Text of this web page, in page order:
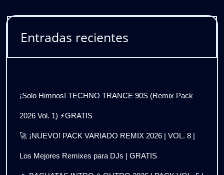
Entradas recientes
¡Solo Himnos! TECHNO TRANCE 90S (Remix Pack
2026 Vol. 1) ⚡GRATIS
🚀 ¡NUEVO! PACK VARIADO REMIX 2026 | VOL. 8 |
Los Mejores Remixes para DJs | GRATIS